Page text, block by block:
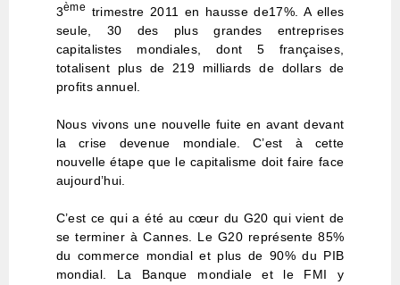
3ème
trimestre 2011 en hausse de17%. A elles
seule, 30 des plus grandes entreprises
capitalistes mondiales, dont 5 françaises,
totalisent plus de 219 milliards de dollars de
profits annuel.
Nous vivons une nouvelle fuite en avant devant
la crise devenue mondiale. C’est à cette
nouvelle étape que le capitalisme doit faire face
aujourd’hui.
C’est ce qui a été au cœur du G20 qui vient de
se terminer à Cannes. Le G20 représente 85%
du commerce mondial et plus de 90% du PIB
mondial. La Banque mondiale et le FMI y